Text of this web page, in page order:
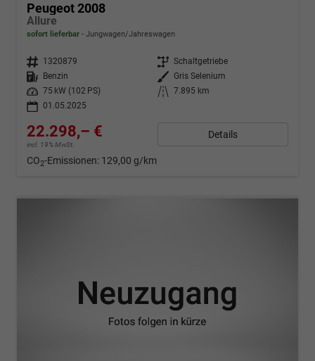
Peugeot 2008
Allure
sofort lieferbar Jungwagen/Jahreswagen
Fahrzeugnr. 1320879 Getriebe Schaltgetriebe
Kraftstoff
Benzin Außenfarbe
Gris Selenium
Leistung
75 kW (102 PS) Kilometerstand
7.895 km
01.05.2025
22.298,– €
incl. 19% MwSt.
Details
CO2-Emissionen: 129,00 g/km